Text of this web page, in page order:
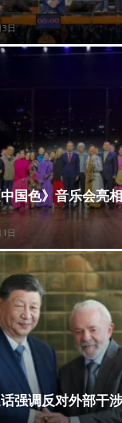
3日
国色》音乐会亮
日
强调反对外部干